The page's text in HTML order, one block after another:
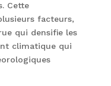
Cette
facteurs,
qui densifie les
climatique qui